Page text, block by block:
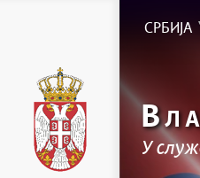
СРБИЈА
В
У